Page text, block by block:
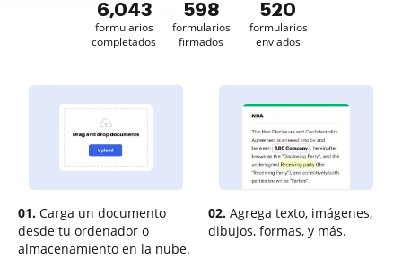
6,043
formularios
completados
598
formularios
firmados
520
formularios
enviados
01. Carga un documento
desde tu ordenador o
almacenamiento en la nube.
02. Agrega texto, imágenes,
dibujos, formas, y más.